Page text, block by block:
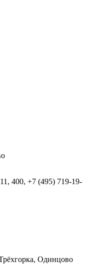
400, +7 (495) 719-19-
Одинцово